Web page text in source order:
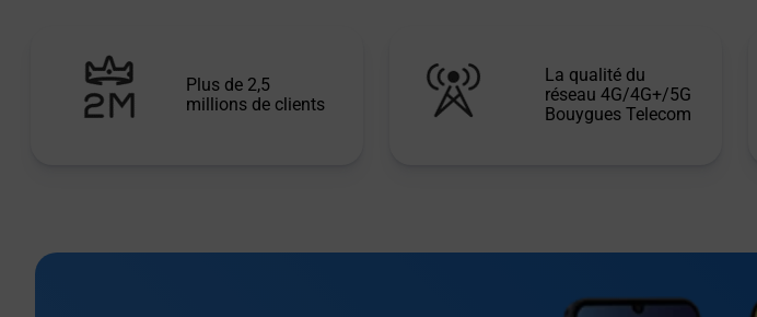
Plus de 2,5
millions de clients
La qualité du
réseau 4G/4G+/5G
Bouygues Telecom